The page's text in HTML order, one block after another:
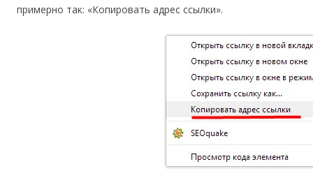
примерно так: «Копировать адрес ссылки».